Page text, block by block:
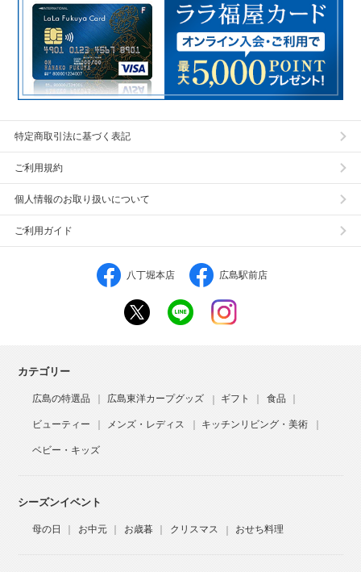
特定商取引法に基づく表記
ご利用規約
個人情報のお取り扱いについて
ご利用ガイド
八丁堀本店 広島駅前店
カテゴリー
広島の特選品 広島東洋カープグッズ ギフト 食品
ビューティー メンズ・レディス キッチンリビング・美術
ベビー・キッズ
シーズンイベント
母の日 お中元 お歳暮 クリスマス おせち料理